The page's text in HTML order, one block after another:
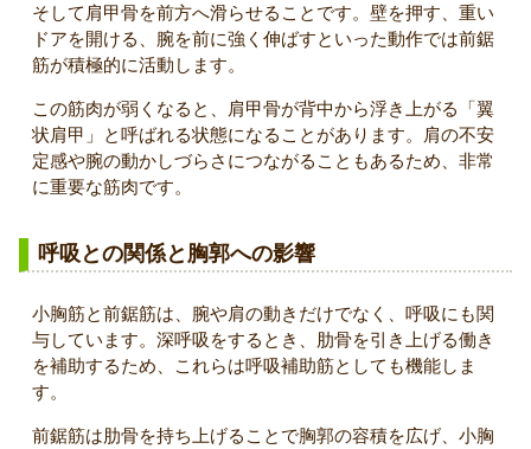
そして肩甲骨を前方へ滑らせることです。壁を押す、重い
ドアを開ける、腕を前に強く伸ばすといった動作では前鋸
筋が積極的に活動します。
この筋肉が弱くなると、肩甲骨が背中から浮き上がる「翼
状肩甲」と呼ばれる状態になることがあります。肩の不安
定感や腕の動かしづらさにつながることもあるため、非常
に重要な筋肉です。
呼吸との関係と胸郭への影響
小胸筋と前鋸筋は、腕や肩の動きだけでなく、呼吸にも関
与しています。深呼吸をするとき、肋骨を引き上げる働き
を補助するため、これらは呼吸補助筋としても機能しま
す。
前鋸筋は肋骨を持ち上げることで胸郭の容積を広げ、小胸